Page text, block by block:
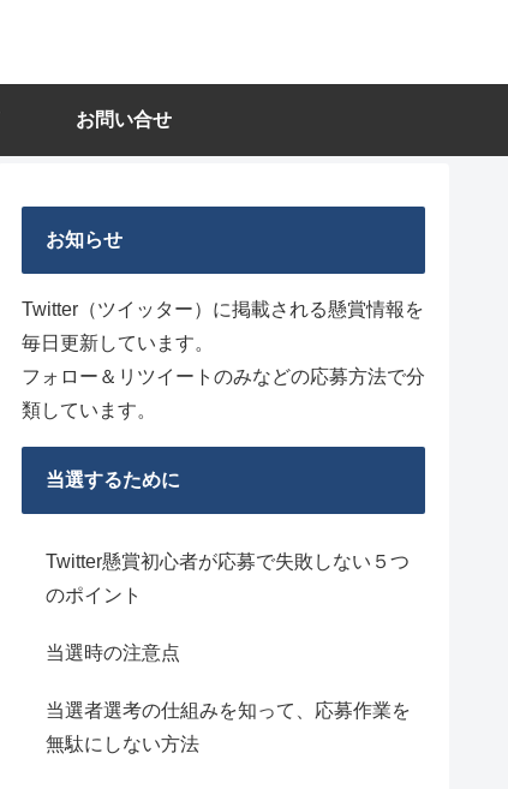
お問い合せ
お知らせ
Twitter（ツイッター）に掲載される懸賞情報を
毎日更新しています。
フォロー＆リツイートのみなどの応募方法で分
類しています。
当選するために
Twitter懸賞初心者が応募で失敗しない５つ
のポイント
当選時の注意点
当選者選考の仕組みを知って、応募作業を
無駄にしない方法